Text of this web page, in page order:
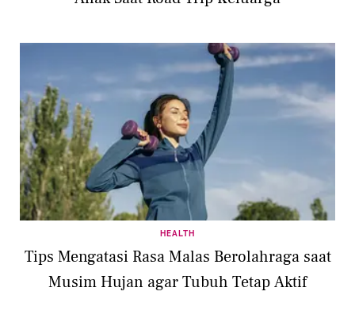
HEALTH
Tips Mengatasi Rasa Malas Berolahraga saat
Musim Hujan agar Tubuh Tetap Aktif